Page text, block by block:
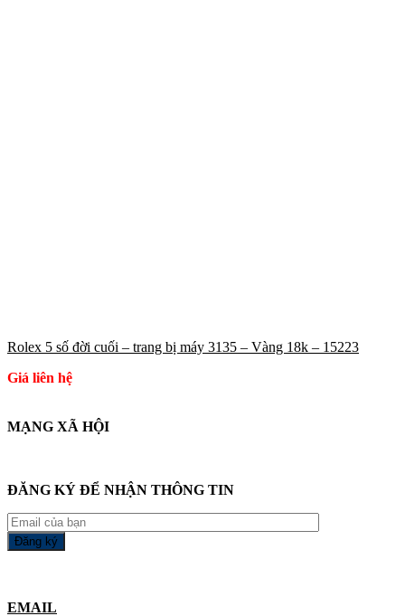
Rolex 5 số đời cuối – trang bị máy 3135 – Vàng 18k – 15223
Giá liên hệ
MẠNG XÃ HỘI
ĐĂNG KÝ ĐỂ NHẬN THÔNG TIN
EMAIL